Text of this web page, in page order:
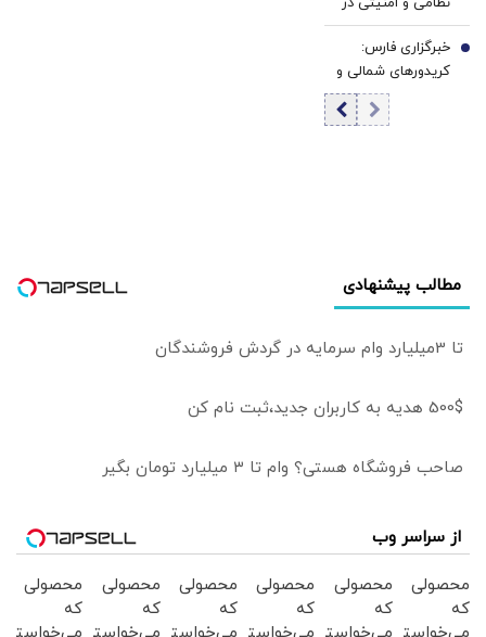
وقتش نیست!/
می‌گویند فلانی که
حزب‌اللهی بود را
برداشتی! + فیلم
عراق افزایش یافت
خبرگزاری فارس:
کریدورهای شمالی و
جنوبی تنگۀ هرمز
حذف می‌شوند |
برای گذر از تنگه در
قالب بهای خدمات
7
مطالب پیشنهادی
تا 3میلیارد وام سرمایه در گردش فروشندگان
500$ هدیه به کاربران جدید،ثبت نام کن
صاحب فروشگاه هستی؟ وام تا ۳ میلیارد تومان بگیر
از سراسر وب
محصولی
که
محصولی
که
محصولی
که
محصولی
که
محصولی
که
محصولی
که